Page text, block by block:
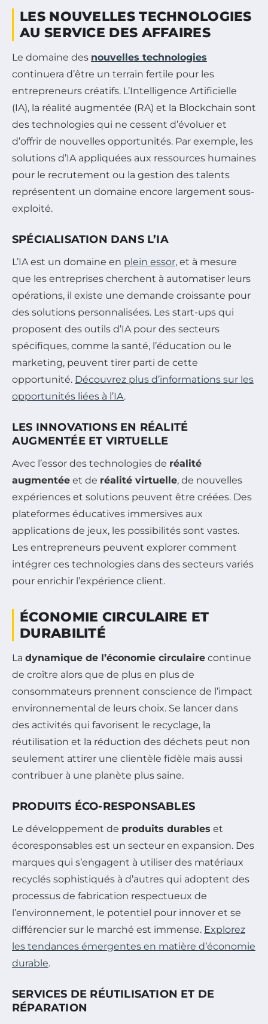
LES NOUVELLES TECHNOLOGIES
AU SERVICE DES AFFAIRES
Le domaine des nouvelles technologies
continuera d’être un terrain fertile pour les
entrepreneurs créatifs. L’Intelligence Artificielle
(IA), la réalité augmentée (RA) et la Blockchain sont
des technologies qui ne cessent d’évoluer et
d’offrir de nouvelles opportunités. Par exemple, les
solutions d’IA appliquées aux ressources humaines
pour le recrutement ou la gestion des talents
représentent un domaine encore largement sous-
exploité.
SPÉCIALISATION DANS L’IA
L’IA est un domaine en plein essor, et à mesure
que les entreprises cherchent à automatiser leurs
opérations, il existe une demande croissante pour
des solutions personnalisées. Les start-ups qui
proposent des outils d’IA pour des secteurs
spécifiques, comme la santé, l’éducation ou le
marketing, peuvent tirer parti de cette
opportunité. Découvrez plus d’informations sur les
opportunités liées à l’IA.
LES INNOVATIONS EN RÉALITÉ
AUGMENTÉE ET VIRTUELLE
Avec l’essor des technologies de réalité
augmentée et de réalité virtuelle, de nouvelles
expériences et solutions peuvent être créées. Des
plateformes éducatives immersives aux
applications de jeux, les possibilités sont vastes.
Les entrepreneurs peuvent explorer comment
intégrer ces technologies dans des secteurs variés
pour enrichir l’expérience client.
ÉCONOMIE CIRCULAIRE ET
DURABILITÉ
La dynamique de l’économie circulaire continue
de croître alors que de plus en plus de
consommateurs prennent conscience de l’impact
environnemental de leurs choix. Se lancer dans
des activités qui favorisent le recyclage, la
réutilisation et la réduction des déchets peut non
seulement attirer une clientèle fidèle mais aussi
contribuer à une planète plus saine.
PRODUITS ÉCO-RESPONSABLES
Le développement de produits durables et
écoresponsables est un secteur en expansion. Des
marques qui s’engagent à utiliser des matériaux
recyclés sophistiqués à d’autres qui adoptent des
processus de fabrication respectueux de
l’environnement, le potentiel pour innover et se
différencier sur le marché est immense. Explorez
les tendances émergentes en matière d’économie
durable.
SERVICES DE RÉUTILISATION ET DE
RÉPARATION